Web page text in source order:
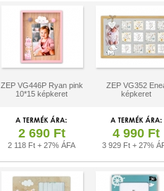
ZEP VG446P Ryan pink
10*15 képkeret
ZEP VG352
képkeret
2 690 Ft
2 118 Ft + 27% ÁFA
4 990 Ft
3 929 Ft + 27%